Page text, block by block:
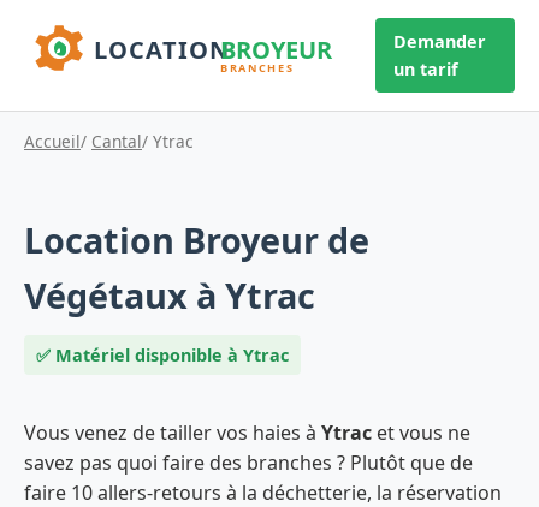
Demander
un tarif
Accueil/ Cantal/ Ytrac
Location Broyeur de
Végétaux à Ytrac
✅ Matériel disponible à Ytrac
Vous venez de tailler vos haies à Ytrac et vous ne
savez pas quoi faire des branches ? Plutôt que de
faire 10 allers-retours à la déchetterie, la réservation